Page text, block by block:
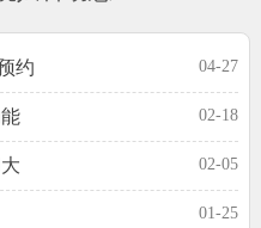
04-27
约
02-18
02-05
01-25